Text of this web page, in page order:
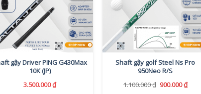
gậy Driver PING G430Max
10K (JP)
3.500.000₫
Shaft gậy golf Steel Ns Pro
950Neo R/S
1.100.000₫ Giá
900.000₫Giá